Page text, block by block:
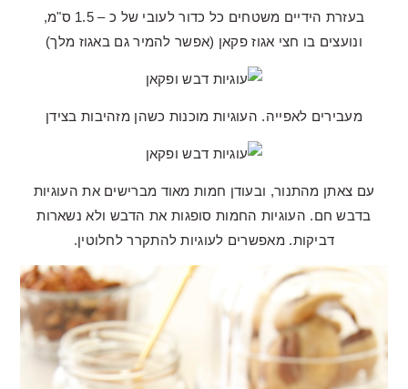
בעזרת הידיים משטחים כל כדור לעובי של כ – 1.5 ס"מ,
ונועצים בו חצי אגוז פקאן (אפשר להמיר גם באגוז מלך)
מעבירים לאפייה. העוגיות מוכנות כשהן מזהיבות בצידן
עם צאתן מהתנור, ובעודן חמות מאוד מברישים את העוגיות
בדבש חם. העוגיות החמות סופגות את הדבש ולא נשארות
דביקות. מאפשרים לעוגיות להתקרר לחלוטין.